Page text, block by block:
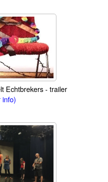
Echtbrekers - trailer
info)